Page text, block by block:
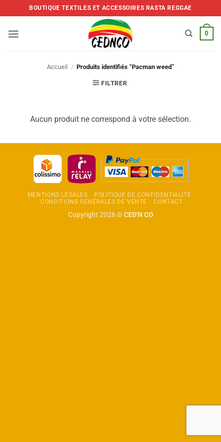
to
BOUTIQUE TEXTILES ET ACCESSOIRES RASTA REGGAE
0
Accueil / Produits identifiés “Pacman weed”
FILTRER
Aucun produit ne correspond à votre sélection.
MENTIONS LÉGALES
POLITIQUE DE CONFIDENTIALITÉ
CONDITIONS GÉNÉRALES DE VENTE
CONTACT
Copyright 2026 ©CED'N CO